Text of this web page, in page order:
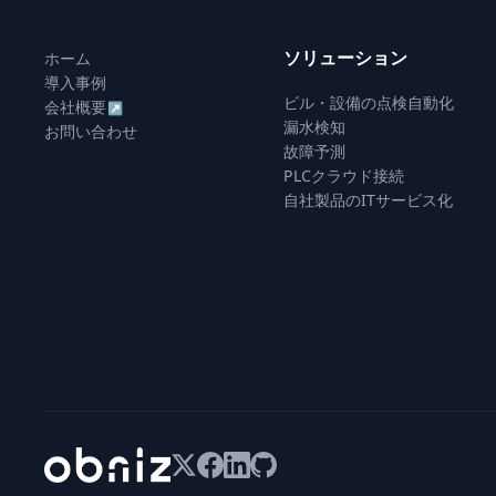
ホーム
導入事例
会社概要↗
お問い合わせ
ソリューション
ビル・設備の点検自動化
漏水検知
故障予測
PLCクラウド接続
自社製品のITサービス化